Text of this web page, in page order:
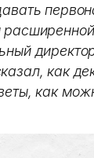
как
как